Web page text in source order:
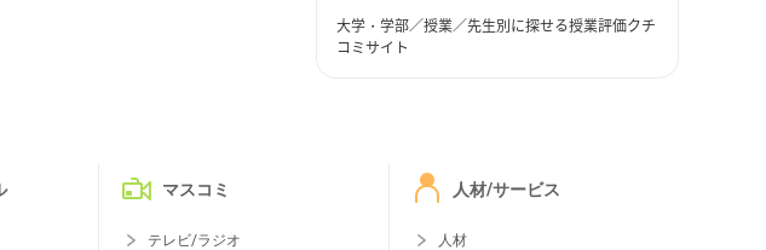
大学・学部／授業／先生別に探せる授業評価クチ
コミサイト
マスコミ
テレビ/ラジオ
人材/サービス
人材